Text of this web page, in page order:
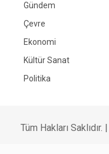
Gündem
Çevre
Ekonomi
Kültür Sanat
Politika
Tüm Hakları Saklıdır. |